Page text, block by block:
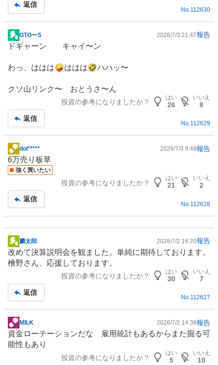
返信
No. 112630
掲
示
記
GTOーS 2026/7/3 21:47報告
ドギャーン キャイ〜ン
わっ、ははは🤪ははは🤣ハハッ〜
クソ山リンク〜 おとうさ〜ん
投資の参考になりましたか？
はい
26
いいえ
8
返信
No.112629
掲
示
板
dol***** 2026/7/3 9:49報告
6万売り板草
強く買いたい
投資の参考になりましたか？
はい
21
いいえ
2
返信
No. 112628
掲
示
板
麟太郎 2026/7/2 16:20報告
改めて決算説明会を観ました。単純に期待しております。
檜野さん、応援しております。
投資の参考になりましたか？
はい
30
いいえ
7
返信
No.112627
掲
示
板
MILK 2026/7/2 14:36報告
資金ローテーションだな 雇用統計もあるからまた掘る可
能性もあり
投資の参考になりましたか？
はい
5
いいえ
10